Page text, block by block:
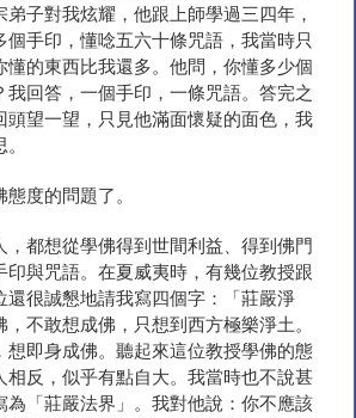
子對我炫耀，他跟上師學過三四年，
個手印，懂唸五六十條咒語，我當時只
懂的東西比我還多。他問，你懂多少個
我回答，一個手印，一條咒語。答完之
頭望一望，只見他滿面懷疑的面色，我
度的問題了。
，都想從學佛得到世間利益、得到佛門
印與咒語。在夏威夷時，有幾位教授跟
還很誠懇地請我寫四個字：「莊嚴淨
不敢想成佛，只想到西方極樂淨土。
想即身成佛。聽起來這位教授學佛的態
相反，似乎有點自大。我當時也不說甚
為「莊嚴法界」。我對他說：你不應該